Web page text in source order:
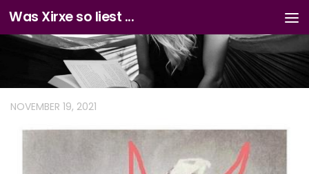
Zum Inhalt springen
Was Xirxe so liest ...
NOVEMBER 19, 2021